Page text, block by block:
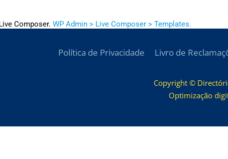
Composer. WP Admin > Live Composer > Templates.
Política de Privacidade Livro de
Copyright ©
Optimização